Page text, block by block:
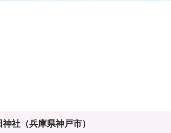
神社（兵庫県神戸市）